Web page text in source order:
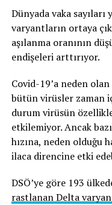
Dünyada vaka
varyantların ortaya
aşılanma oranının
endişeleri arttırıyor.
Covid-19’a neden
bütün virüsler zaman
durum virüsün
etkilemiyor. Ancak
hızına, neden olduğu
ilaca direncine etki
DSÖ’ye göre 193
rastlanan Delta